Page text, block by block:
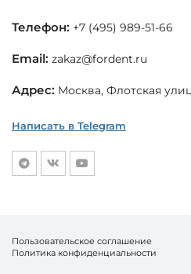
Телефон: +7 (495) 989-51-66
Email: zakaz@fordent.ru
Адрес: Москва, Флотская
Написать в Telegram
Пользовательское соглашение
Политика конфиденциальности